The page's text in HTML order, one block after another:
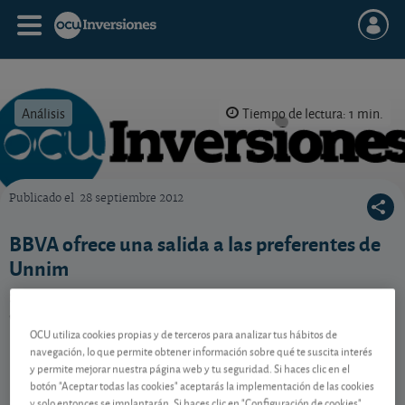
Análisis Tiempo de lectura: 1 min.
Publicado el 28 septiembre 2012
BBVA ofrece una salida a las preferentes de
Unnim
Contenido reservado a SOCIOS
OCU utiliza cookies propias y de terceros para analizar tus hábitos de
navegación, lo que permite obtener información sobre qué te suscita interés
y permite mejorar nuestra página web y tu seguridad. Si haces clic en el
botón "Aceptar todas las cookies" aceptarás la implementación de las cookies